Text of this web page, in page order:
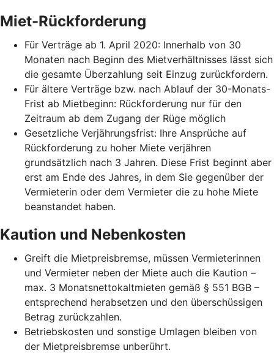
Miet-Rückforderung
Für Verträge ab 1. April 2020: Innerhalb von 30
Monaten nach Beginn des Mietverhältnisses lässt sich
die gesamte Überzahlung seit Einzug zurückfordern.
Für ältere Verträge bzw. nach Ablauf der 30-Monats-
Frist ab Mietbeginn: Rückforderung nur für den
Zeitraum ab dem Zugang der Rüge möglich
Gesetzliche Verjährungsfrist: Ihre Ansprüche auf
Rückforderung zu hoher Miete verjähren
grundsätzlich nach 3 Jahren. Diese Frist beginnt aber
erst am Ende des Jahres, in dem Sie gegenüber der
Vermieterin oder dem Vermieter die zu hohe Miete
beanstandet haben.
Kaution und Nebenkosten
Greift die Mietpreisbremse, müssen Vermieterinnen
und Vermieter neben der Miete auch die Kaution –
max. 3 Monatsnettokaltmieten gemäß § 551 BGB –
entsprechend herabsetzen und den überschüssigen
Betrag zurückzahlen.
Betriebskosten und sonstige Umlagen bleiben von
der Mietpreisbremse unberührt.